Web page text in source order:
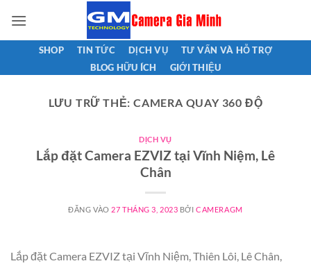
qua
nội
SHOP TIN TỨC DỊCH VỤ
TƯ VẤN VÀ HỖ TRỢ
BLOG HỮU ÍCH
GIỚI THIỆU
LƯU TRỮ THẺ: CAMERA QUAY 360 ĐỘ
DỊCH VỤ
Lắp đặt Camera EZVIZ tại Vĩnh Niệm, Lê
Chân
ĐĂNG VÀO 27 THÁNG 3, 2023 BỞICAMERAGM
Lắp đặt Camera EZVIZ tại Vĩnh Niệm, Thiên Lôi, Lê Chân,